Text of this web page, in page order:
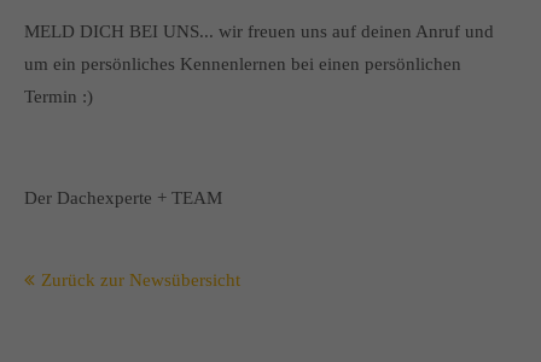
MELD DICH BEI UNS... wir freuen uns auf deinen Anruf und
um ein persönliches Kennenlernen bei einen persönlichen
Termin :)
Der Dachexperte + TEAM
Zurück zur Newsübersicht